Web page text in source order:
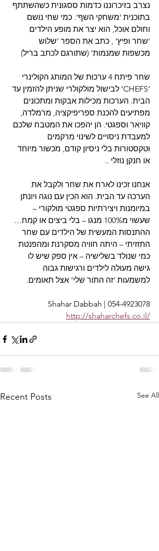
נצרב בזיכרוננו כדמות ססגונית כשהשתתף
בתוכנית ‘משחקי השף’. כמי שחי נושם
וחולם אוכל, הוא יצר את מופע הילדים
‘שחר ופיץ’ , כתב את הספר ‘שלוש
מכשפות שמנמות’ (שתורגם לכתב בריל)
שחר פיתח 4 ערכות של המותג הקולינרי
‘CHEFS’ לבישול מולקולרי שניתן להזמין עד
הבית. הערכות מכילות אבקות ומתכונים
מפתיעים להכנת ספריפיקציה, מרמלדה,
קוויאר וספגטי. הן יהפכו את המטבח שלכם
למעבדת ניסויים לשינוי מרקמים
וטקסטורות בלי ניסיון קודם, מכשור מיוחד
או חנקן נוזלי ..
אנחנו זכינו לארח את שחר ולקבל את
הערכה עד הבית. הוא הכין עם נוגה ויונתן
במיומנות ויצירתיות ספגטי מולקורי –
שעשוי מ100% מנגו – בלי ביצים או קמח…
ההתנסות המעשית של הילדים עם שחר
התזזיתי – היתה חוויה מסקרנת ומהפנטת
כמי שנולד בשלישיה – אין ספק שיש לו
גישה מעולה לילדים ורגישות גבוה
למשמעות ‘זה התור שלי’ אצל תאומים.
Shahar Dabbah | 054-4923078
http://shaharchefs.co.il/
Recent Posts See All